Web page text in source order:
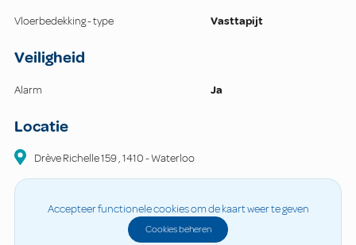
Vloerbedekking - type Vasttapijt
Veiligheid
Alarm Ja
Locatie
Drève Richelle159,1410-Waterloo
Accepteer functionele cookies om de kaart weer te geven
Cookies beheren